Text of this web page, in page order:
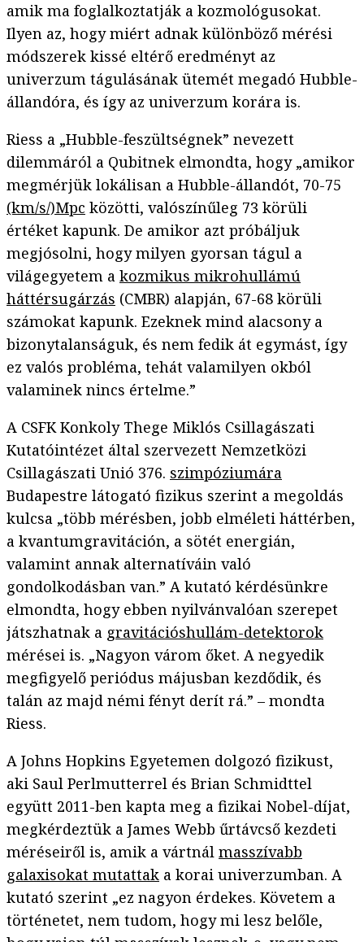
amik ma foglalkoztatják a kozmológusokat.
Ilyen az, hogy miért adnak különböző mérési
módszerek kissé eltérő eredményt az
univerzum tágulásának ütemét megadó Hubble-
állandóra, és így az univerzum korára is.
Riess a „Hubble-feszültségnek” nevezett
dilemmáról a Qubitnek elmondta, hogy „amikor
megmérjük lokálisan a Hubble-állandót, 70-75
(km/s/)Mpc közötti, valószínűleg 73 körüli
értéket kapunk. De amikor azt próbáljuk
megjósolni, hogy milyen gyorsan tágul a
világegyetem a kozmikus mikrohullámú
háttérsugárzás (CMBR) alapján, 67-68 körüli
számokat kapunk. Ezeknek mind alacsony a
bizonytalanságuk, és nem fedik át egymást, így
ez valós probléma, tehát valamilyen okból
valaminek nincs értelme.”
A CSFK Konkoly Thege Miklós Csillagászati
Kutatóintézet által szervezett Nemzetközi
Csillagászati Unió 376. szimpóziumára
Budapestre látogató fizikus szerint a megoldás
kulcsa „több mérésben, jobb elméleti háttérben,
a kvantumgravitáción, a sötét energián,
valamint annak alternatíváin való
gondolkodásban van.” A kutató kérdésünkre
elmondta, hogy ebben nyilvánvalóan szerepet
játszhatnak a gravitációshullám-detektorok
mérései is. „Nagyon várom őket. A negyedik
megfigyelő periódus májusban kezdődik, és
talán az majd némi fényt derít rá.” – mondta
Riess.
A Johns Hopkins Egyetemen dolgozó fizikust,
aki Saul Perlmutterrel és Brian Schmidttel
együtt 2011-ben kapta meg a fizikai Nobel-díjat,
megkérdeztük a James Webb űrtávcső kezdeti
méréseiről is, amik a vártnál masszívabb
galaxisokat mutattak a korai univerzumban. A
kutató szerint „ez nagyon érdekes. Követem a
történetet, nem tudom, hogy mi lesz belőle,